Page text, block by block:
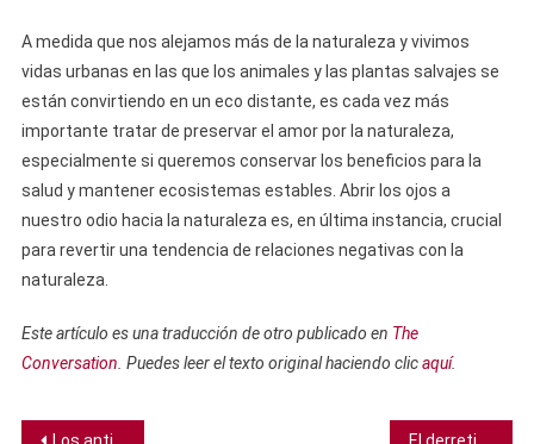
A medida que nos alejamos más de la naturaleza y vivimos
vidas urbanas en las que los animales y las plantas salvajes se
están convirtiendo en un eco distante, es cada vez más
importante tratar de preservar el amor por la naturaleza,
especialmente si queremos conservar los beneficios para la
salud y mantener ecosistemas estables. Abrir los ojos a
nuestro odio hacia la naturaleza es, en última instancia, crucial
para revertir una tendencia de relaciones negativas con la
naturaleza.
Este artículo es una traducción de otro publicado en The
Conversation . Puedes leer el texto original haciendo clicaquí.